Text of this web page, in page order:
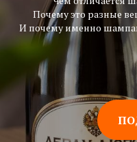
Почему это разные
И почему именно